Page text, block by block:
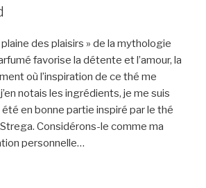
des plaisirs » de la mythologie
favorise la détente et l’amour, la
où l’inspiration de ce thé me
notais les ingrédients, je me suis
été en bonne partie inspiré par le thé
Considérons-le comme ma
personnelle…